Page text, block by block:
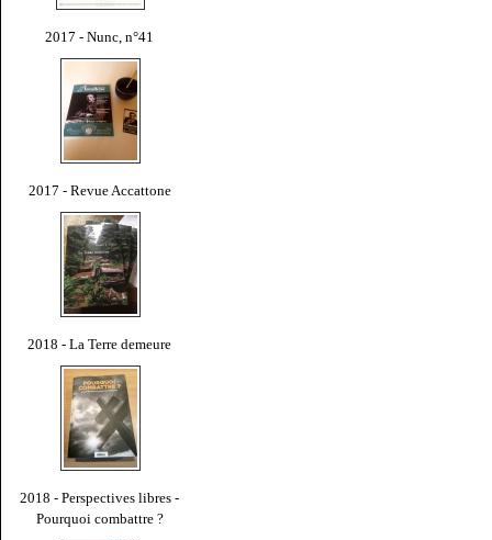
2017 - Nunc, n°41
2017 - Revue Accattone
2018 - La Terre demeure
2018 - Perspectives libres -
Pourquoi combattre ?